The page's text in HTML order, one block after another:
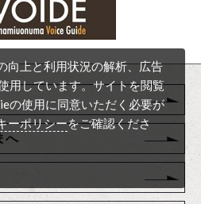
へ
向上と利用状況の解析、広告
用しています。サイトを閲覧
の使用に同意いただく必要が
ーポリシーをご確認くださ